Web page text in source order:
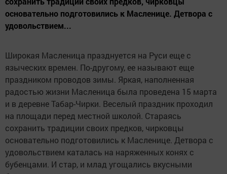
основательно подготовились к Масленице. Детвора с
удовольствием...
Широкая Масленица празднуется на Руси еще с
языческих времен. По-другому, ее называют еще
праздником проводов зимы. Яркая, наполненная
радостью жизни Масленица была проведена 15 марта
и в деревне Табар-Чирки. Веселый праздник проходил
на площади перед местной школой. Стараясь
сохранить традиции своих предков, чирковцы
основательно подготовились к Масленице. Детвора с
удовольствием каталась на наряженных конях с
бубенцами. И стар, и млад угощались вкусными